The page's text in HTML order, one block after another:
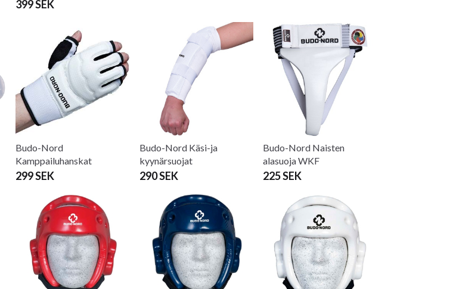
399 SEK
Budo-Nord
Kamppailuhanskat
299 SEK
Budo-Nord Käsi-ja
kyynärsuojat
290 SEK
Budo-Nord Naisten
alasuoja WKF
225 SEK